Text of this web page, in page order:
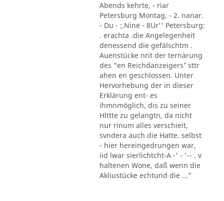
Abends kehrte, - riar
Petersburg Montag, - 2. nanar.
- Du - ;.Nine - 8Ur'' Petersburg:
. erachta .die Angelegenheit
denessend die gefälschtm .
Auenstücke nrit der ternärung
des "en Reichdanzeigers´' sttr
ahen en geschlossen. Unter
Hervorhebung der in dieser
Erklärung ent- es
ihmnmöglich, dis zu seiner
Hlttte zu gelangtn, da nicht
nur rinum alles verschieit,
svndera auch die Hatte. selbst
- hier hereingedrungen war,
iid lwar sierlichtcht-A -' - '-- . v
haltenen Wone, daß wenn die
Akliustücke echtund die ..."